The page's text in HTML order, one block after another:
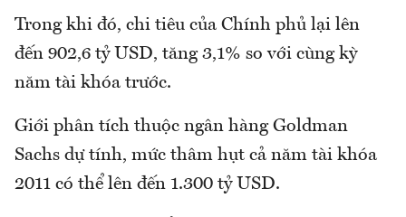
Trong khi đó, chi tiêu của Chính phủ lại lên
đến 902,6 tỷ USD, tăng 3,1% so với cùng kỳ
năm tài khóa trước.
Giới phân tích thuộc ngân hàng Goldman
Sachs dự tính, mức thâm hụt cả năm tài khóa
2011 có thể lên đến 1.300 tỷ USD.